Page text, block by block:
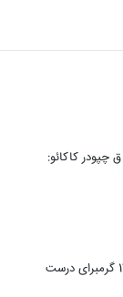
مواد لازم:روغن نارگیل: 1 ق غهات چاکلت: 2 پوانیل: 1 ق چپودر کاکائو:
مواد لازم:قهوه: 4 قاشق غذاخوریشیر: 5 لیوانشکر: 130 گرمبرای درست